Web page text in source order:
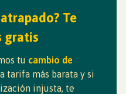
Te
gratis
tu cambio de
tarifa más barata y si
injusta, te